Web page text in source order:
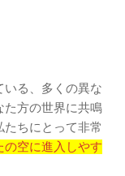
る、多くの異な
た方の世界に共鳴
ちにとって非常
空に進入しやす